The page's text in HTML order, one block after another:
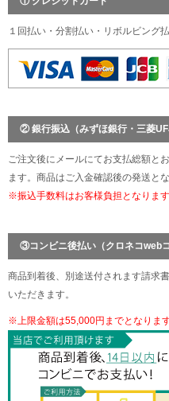
１回払い・分割払い・リボルビング
② 銀行振込（みずほ銀行・三菱
ご注文後にメールにてお支払総額と
ます。商品はご入金確認後の発送とな
※振込手数料はお客様負担となります
③コンビニ後払い（クロネコwebコ
商品到着後、別途送付されます請求
いただきます。
※上限金額は55,000円までとなります